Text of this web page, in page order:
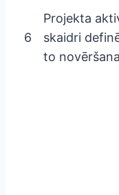
6
Projekta
skaidri
to